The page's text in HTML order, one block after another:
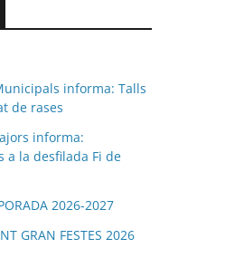
informa: Talls
de rases
informa:
a la desfilada Fi de
2026-2027
GRAN FESTES 2026